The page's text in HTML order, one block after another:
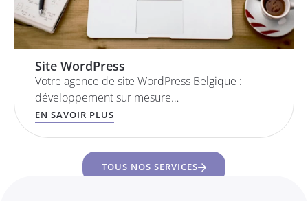
Site WordPress
Votre agence de site WordPress Belgique :
développement sur mesure…
EN SAVOIR PLUS
TOUS NOS SERVICES